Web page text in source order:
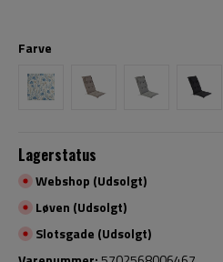
Farve
Lagerstatus
Webshop (Udsolgt)
Løven (Udsolgt)
Slotsgade (Udsolgt)